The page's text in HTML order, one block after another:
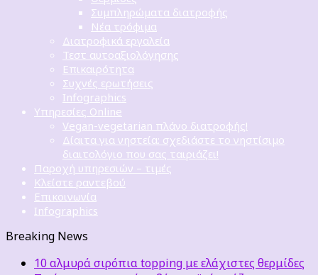
Συμπληρώματα διατροφής
Νέα τρόφιμα
Διατροφικά εργαλεία
Τεστ αυτοαξιολόγησης
Επικαιρότητα
Συχνές ερωτήσεις
Infographics
Υπηρεσίες Online
Vegan-vegetarian πλάνο διατροφής!
Δίαιτα για νηστεία: σχεδιάστε το νηστίσιμο
διαιτολόγιο που σας ταιριάζει!
Παροχή υπηρεσιών – τιμές
Κλείστε ραντεβού
Επικοινωνία
Infographics
Breaking News
10 αλμυρά σιρόπια topping με ελάχιστες θερμίδες